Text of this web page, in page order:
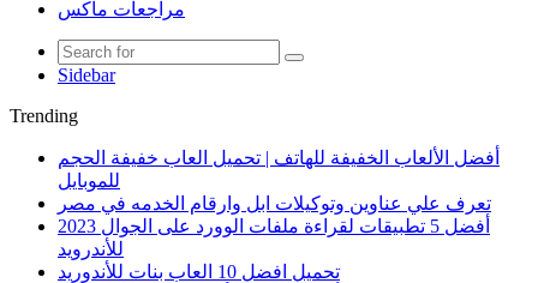
مراجعات ماكس
Sidebar
Trending
أفضل الألعاب الخفيفة للهاتف | تحميل العاب خفيفة الحجم
للموبايل
تعرف علي عناوين وتوكيلات ابل وارقام الخدمه في مصر
أفضل 5 تطبيقات لقراءة ملفات الوورد على الجوال 2023
للأندرويد
تحميل افضل 10 العاب بنات للأندوريد